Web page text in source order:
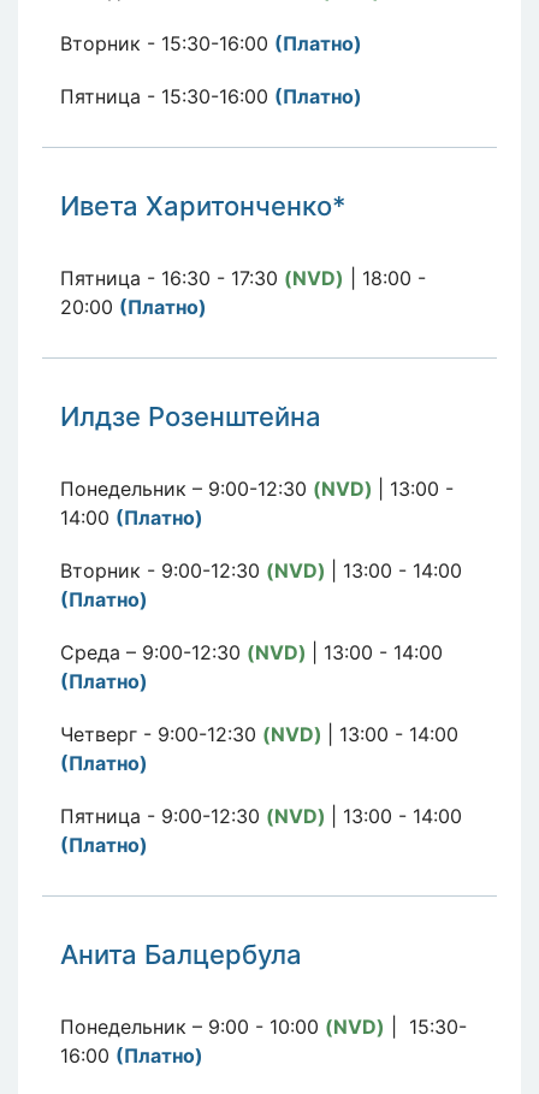
Вторник - 15:30-16:00 (Платно)
Пятница - 15:30-16:00 (Платно)
Ивета Харитонченко*
Пятница - 16:30 - 17:30 (NVD) | 18:00 -
20:00 (Платно)
Илдзе Розенштейна
Понедельник – 9:00-12:30 (NVD)
| 13:00 -
14:00 (Платно)
Вторник - 9:00-12:30 (NVD)
| 13:00 - 14:00
(Платно)
Среда – 9:00-12:30 (NVD)
| 13:00 - 14:00
(Платно)
Четверг - 9:00-12:30 (NVD)
| 13:00 - 14:00
(Платно)
Пятница - 9:00-12:30 (NVD)
| 13:00 - 14:00
(Платно)
Анита Балцербула
Понедельник – 9:00 - 10:00 (NVD) | 15:30-
16:00 (Платно)